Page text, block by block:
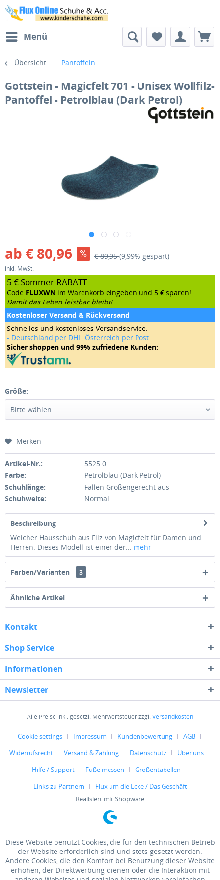
Menü
Übersicht Pantoffeln
Gottstein - Magicfelt 701 - Unisex Wollfilz-
Pantoffel - Petrolblau (Dark Petrol)
ab € 80,96 € 89,95(9,99% gespart)
inkl. MwSt.
5 € Sommer-RABATT
Code FLUXWN im Warenkorb eingeben und 5 € sparen!
Damit das Leben leistbar bleibt!
Kostenloser Versand & Rückversand
Schnelles und kostenloses Versandservice:
- Deutschland per DHL, Österreich per Post
Sicher shoppen und 99% zufriedene Kunden:
Größe:
Merken
Artikel-Nr.:
5525.0
Farbe:
Petrolblau (Dark Petrol)
Schuhlänge:
Fallen Größengerecht aus
Schuhweite:
Normal
Beschreibung
Weicher Hausschuh aus Filz von Magicfelt für Damen und
Herren. Dieses Modell ist einer der... mehr
Farben/Varianten 3
Ähnliche Artikel
Kontakt
Shop Service
Informationen
Newsletter
Alle Preise inkl. gesetzl. Mehrwertsteuer zzgl.Versandkosten
Cookie settings Impressum Kundenbewertung
AGB
Widerrufsrecht
Versand & Zahlung Datenschutz
Über uns
Hilfe / Support
Füße messen
Größentabellen
Links zu Partnern
Flux um die Ecke / Das Geschäft
Realisiert mit Shopware
Diese Website benutzt Cookies, die für den technischen Betrieb
der Website erforderlich sind und stets gesetzt werden.
Andere Cookies, die den Komfort bei Benutzung dieser Website
erhöhen, der Direktwerbung dienen oder die Interaktion mit